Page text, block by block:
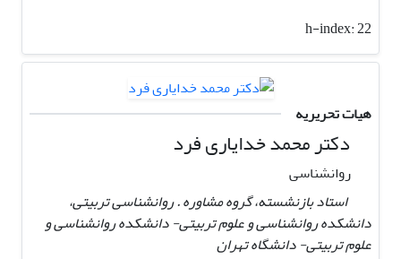
h-index:22
هیات تحریریه
دکتر محمد خدایاری فرد
روانشناسی
استاد بازنشسته، گروه مشاوره . روانشناسی تربیتی،
دانشکده روانشناسی و علوم تربیتی- دانشکده روانشناسی و
علوم تربیتی- دانشگاه تهران